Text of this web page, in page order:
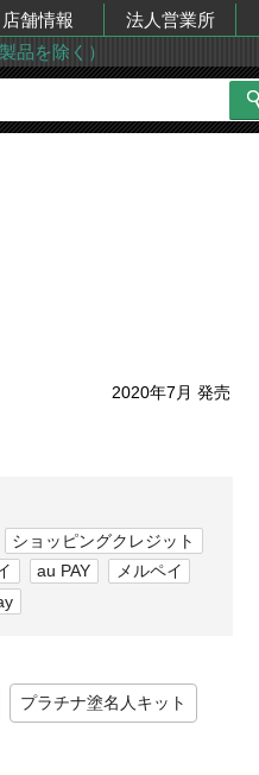
店舗情報 法人営業所
品を除く）
2020年7月 発売
ショッピングクレジット
au PAY
メルペイ
プラチナ塗名人キット